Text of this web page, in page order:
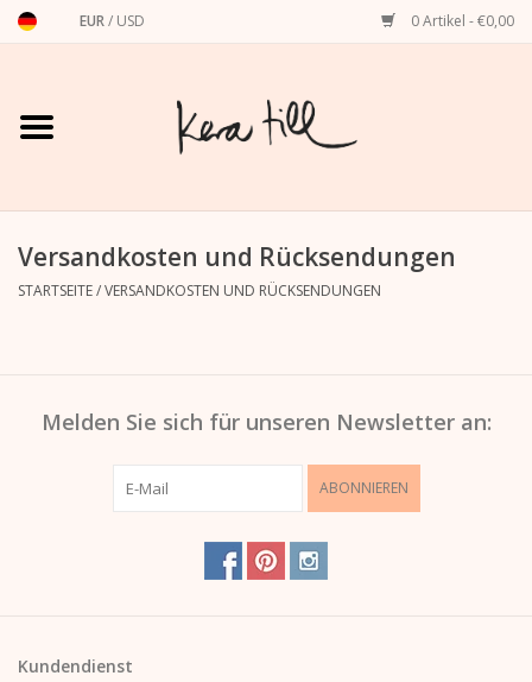
EUR/ USD 0 Artikel - €0,00
Startseite
Art Prints
Versandkosten und Rücksendungen
STARTSEITE/VERSANDKOSTEN UND RÜCKSENDUNGEN
Melden Sie sich für unseren Newsletter an:
ABONNIEREN
Kundendienst